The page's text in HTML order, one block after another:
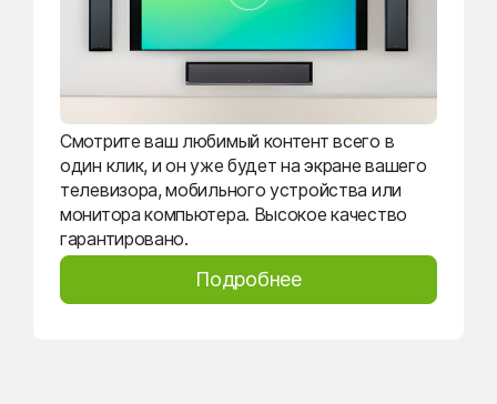
Смотрите ваш любимый контент всего в
один клик, и он уже будет на экране вашего
телевизора, мобильного устройства или
монитора компьютера. Высокое качество
гарантировано.
Подробнее